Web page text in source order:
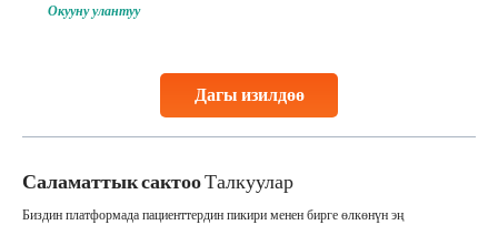
Дагы изилдөө
challenges and help couples achieve their dream of
collected, they process the
Окууну улантуу
Саламаттык сактооТалкуулар
Биздин платформада пациенттердин пикири менен бирге өлкөнүн эң